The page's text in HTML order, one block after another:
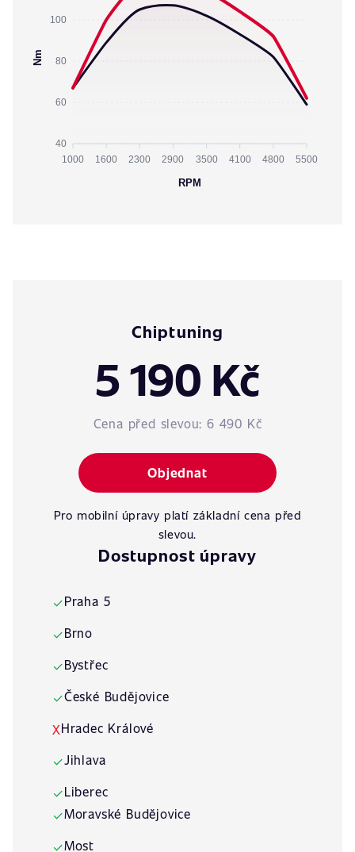
100
80
60
40
Nm
1000 1600 2300 2900 3500 4100 4800 5500
RPM
Chiptuning
5 190 Kč
Cena před slevou: 6 490 Kč
Objednat
Pro mobilní úpravy platí základní cena před
slevou.
Dostupnost úpravy
✓Praha 5
✓Brno
✓Bystřec
✓České Budějovice
XHradec Králové
✓Jihlava
✓Liberec
✓Moravské Budějovice
✓Most